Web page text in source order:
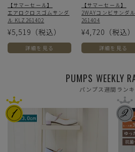
【サマーセール】
エアロクロスゴムサンダ
ル KLZ261402
¥5,519 （税込）
詳細を見る
【サマーセール】
2WAYコンビサンダ
261404
¥4,720 （税込）
詳細を見る
PUMPS WEEKLY
パンプス週間ラン